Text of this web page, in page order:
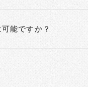
能ですか？